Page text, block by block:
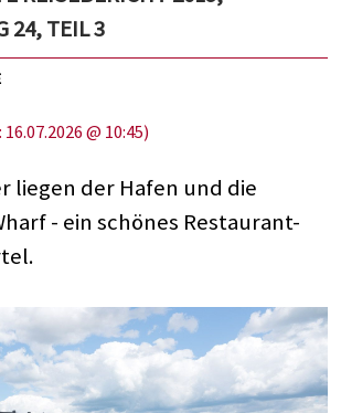
24, TEIL 3
@ 10:45)
liegen der Hafen und die
- ein schönes Restaurant-